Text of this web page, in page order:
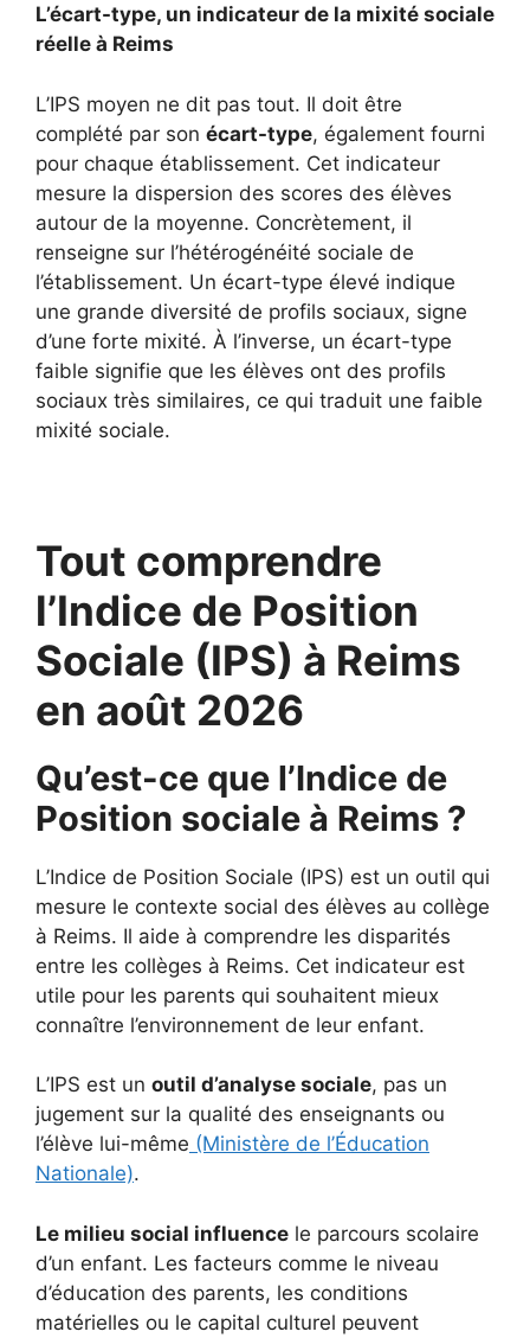
L’écart-type, un indicateur de la mixité sociale
réelle à Reims
L’IPS moyen ne dit pas tout. Il doit être
complété par son écart-type, également fourni
pour chaque établissement. Cet indicateur
mesure la dispersion des scores des élèves
autour de la moyenne. Concrètement, il
renseigne sur l’hétérogénéité sociale de
l’établissement. Un écart-type élevé indique
une grande diversité de profils sociaux, signe
d’une forte mixité. À l’inverse, un écart-type
faible signifie que les élèves ont des profils
sociaux très similaires, ce qui traduit une faible
mixité sociale.
Tout comprendre
l’Indice de Position
Sociale (IPS) à Reims
en août 2026
Qu’est-ce que l’Indice de
Position sociale à Reims ?
L’Indice de Position Sociale (IPS) est un outil qui
mesure le contexte social des élèves au collège
à Reims. Il aide à comprendre les disparités
entre les collèges à Reims. Cet indicateur est
utile pour les parents qui souhaitent mieux
connaître l’environnement de leur enfant.
L’IPS est un outil d’analyse sociale, pas un
jugement sur la qualité des enseignants ou
l’élève lui-même (Ministère de l’Éducation
Nationale).
Le milieu social influence le parcours scolaire
d’un enfant. Les facteurs comme le niveau
d’éducation des parents, les conditions
matérielles ou le capital culturel peuvent